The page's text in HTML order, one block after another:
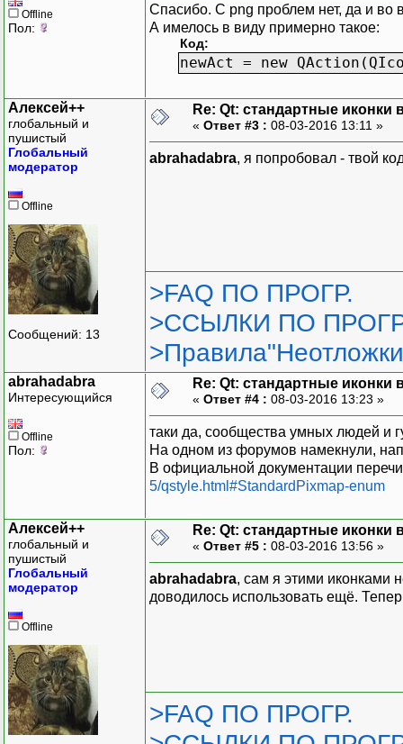
Offline
Пол:
Спасибо. С png проблем нет, да и во
А имелось в виду примерно такое:
Код:
newAct = new
Алексей++
глобальный и
пушистый
Глобальный
модератор
Offline
Сообщений: 13
Re: Qt: стандартные иконки
« Ответ #3 : 08-03-2016 13:11 »
abrahadabra, я попробовал - твой
>FAQ ПО ПРОГР.
>ССЫЛКИ ПО
abrahadabra
Интересующийся
Offline
Пол:
Re: Qt: стандартные иконки
« Ответ #4 : 08-03-2016 13:23 »
таки да, сообщества умных людей и
На одном из форумов намекнули,
В официальной документации
5/qstyle.html#StandardPixmap-enum
Алексей++
глобальный и
пушистый
Глобальный
модератор
Offline
Re: Qt: стандартные иконки
« Ответ #5 : 08-03-2016 13:56 »
abrahadabra, сам я этими иконками
доводилось использовать ещё.
>FAQ ПО ПРОГР.